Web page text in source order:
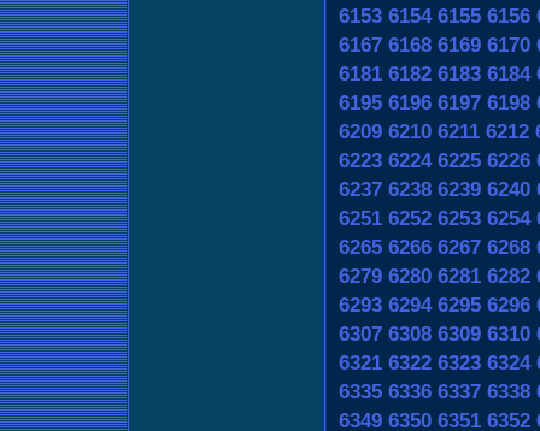
6153 6154 6155 6156
6167 6168 6169 6170
6181 6182 6183 6184
6195 6196 6197 6198
6209 6210 6211 6212
6223 6224 6225 6226
6237 6238 6239 6240
6251 6252 6253 6254
6265 6266 6267 6268
6279 6280 6281 6282
6293 6294 6295 6296
6307 6308 6309 6310
6321 6322 6323 6324
6335 6336 6337 6338
6349 6350 6351 6352